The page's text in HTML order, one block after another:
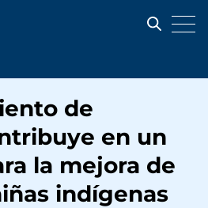
de
en un
la mejora de
indígenas